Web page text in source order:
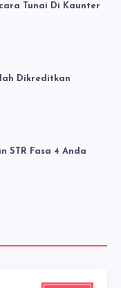
Tunai Di Kaunter
Dikreditkan
STR Fasa 4 Anda